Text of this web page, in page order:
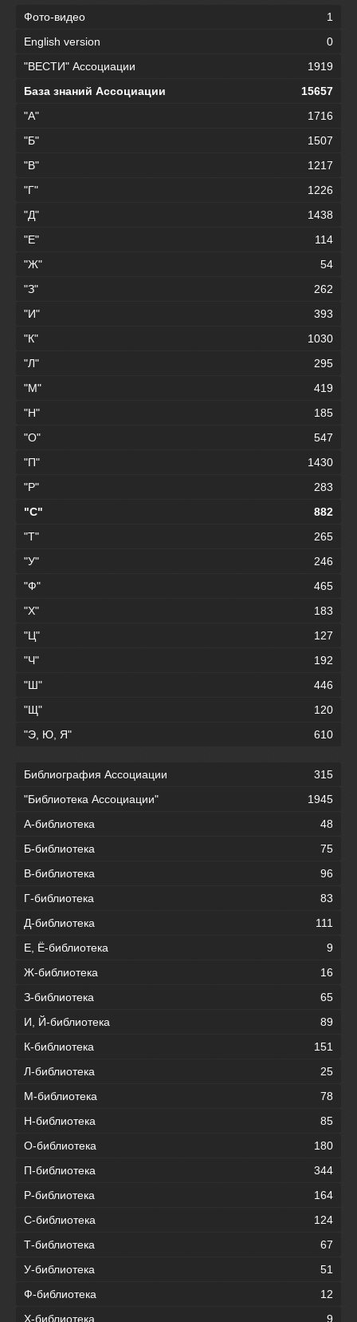
Фото-видео
1
English version
0
"ВЕСТИ" Ассоциации
1919
База знаний Ассоциации
15657
"А"
1716
"Б"
1507
"В"
1217
"Г"
1226
"Д"
1438
"Е"
114
"Ж"
54
"З"
262
"И"
393
"К"
1030
"Л"
295
"М"
419
"Н"
185
"О"
547
"П"
1430
"Р"
283
"С"
882
"Т"
265
"У"
246
"Ф"
465
"Х"
183
"Ц"
127
"Ч"
192
"Ш"
446
"Щ"
120
"Э, Ю, Я"
610
Библиография Ассоциации
315
"Библиотека Ассоциации"
1945
А-библиотека
48
Б-библиотека
75
В-библиотека
96
Г-библиотека
83
Д-библиотека
111
Е, Ё-библиотека
9
Ж-библиотека
16
З-библиотека
65
И, Й-библиотека
89
К-библиотека
151
Л-библиотека
25
М-библиотека
78
Н-библиотека
85
О-библиотека
180
П-библиотека
344
Р-библиотека
164
С-библиотека
124
Т-библиотека
67
У-библиотека
51
Ф-библиотека
12
Х-библиотека
9